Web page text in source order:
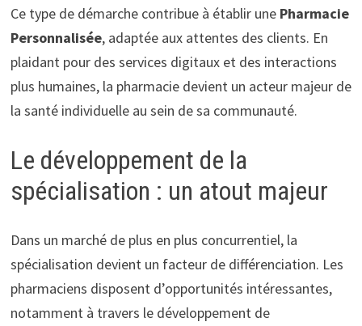
Ce type de démarche contribue à établir une Pharmacie
Personnalisée, adaptée aux attentes des clients. En
plaidant pour des services digitaux et des interactions
plus humaines, la pharmacie devient un acteur majeur de
la santé individuelle au sein de sa communauté.
Le développement de la
spécialisation : un atout majeur
Dans un marché de plus en plus concurrentiel, la
spécialisation devient un facteur de différenciation. Les
pharmaciens disposent d’opportunités intéressantes,
notamment à travers le développement de